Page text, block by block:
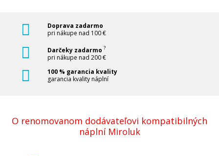
Kompatibilná náplň s EPSON T9454 (Žltá)
Kompatibilná náplň
Doprava zadarmo
pri nákupe nad 100 €
Darčeky zadarmo ?
pri nákupe nad 200 €
100 % garancia kvality
garancia kvality náplní
O renomovanom dodávateľovi kompatibilných
náplní Miroluk